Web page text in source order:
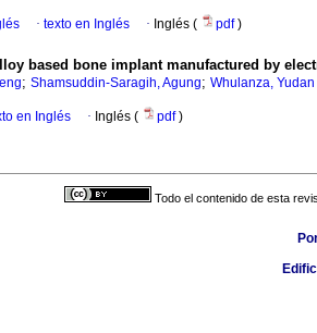
· texto en Inglés · Inglés ( pdf)
based bone implant manufactured by
; Shamsuddin-Saragih, Agung; Whulanza, Yudan
en Inglés · Inglés ( pdf)
Todo el contenido de esta